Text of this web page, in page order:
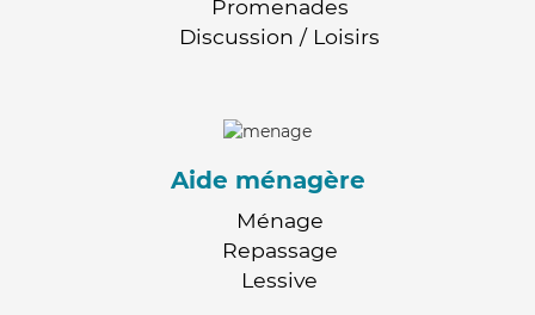
Promenades
Discussion / Loisirs
Aide ménagère
Ménage
Repassage
Lessive